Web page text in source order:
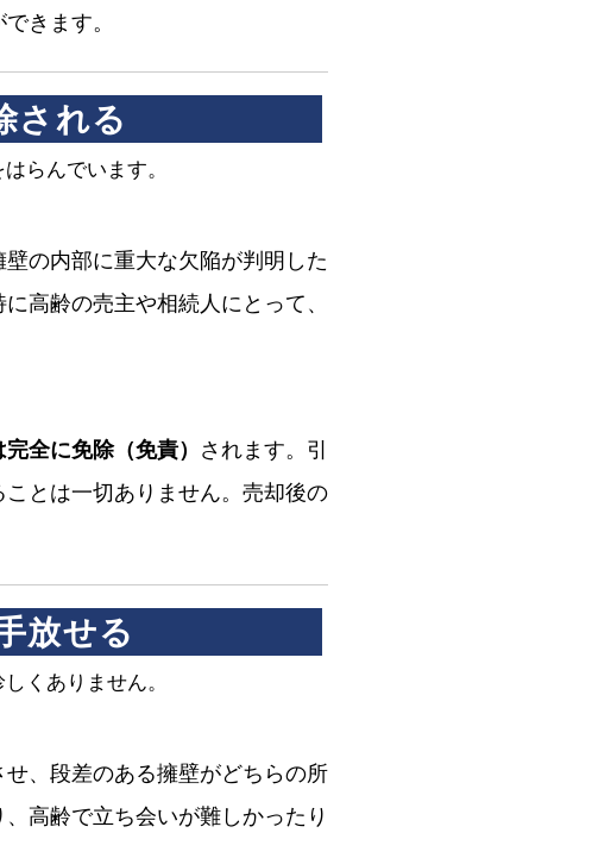
きます。
される
らんでいます。
の内部に重大な欠陥が判明した
高齢の売主や相続人にとって、
全に免除（免責） されます。引
とは一切ありません。売却後の
放せる
くありません。
、段差のある擁壁がどちらの所
高齢で立ち会いが難しかったり